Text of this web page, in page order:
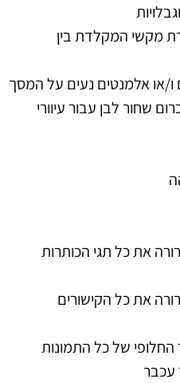
מקשי המקלדת בין
או אלמנטים נעים על המסך
שחור לבן עבור עיוורי
את כל תגי הכותרות
את כל הקישורים
של כל התמונות
עכבר